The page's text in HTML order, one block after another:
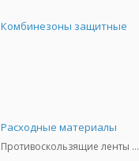
Комбинезоны защитные
Расходные материалы
Противоскользящие ленты 3М